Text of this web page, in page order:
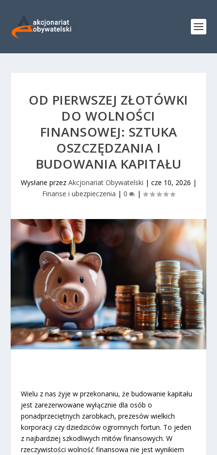
OD PIERWSZEJ ZŁOTÓWKI
DO WOLNOŚCI
FINANSOWEJ: SZTUKA
OSZCZĘDZANIA I
BUDOWANIA KAPITAŁU
Wysłane przez Akcjonariat Obywatelski | cze 10, 2026 |
Finanse i ubezpieczenia | 0 |
Wielu z nas żyje w przekonaniu, że budowanie kapitału
jest zarezerwowane wyłącznie dla osób o
ponadprzeciętnych zarobkach, prezesów wielkich
korporacji czy dziedziców ogromnych fortun. To jeden
z najbardziej szkodliwych mitów finansowych. W
rzeczywistości wolność finansowa nie jest wynikiem